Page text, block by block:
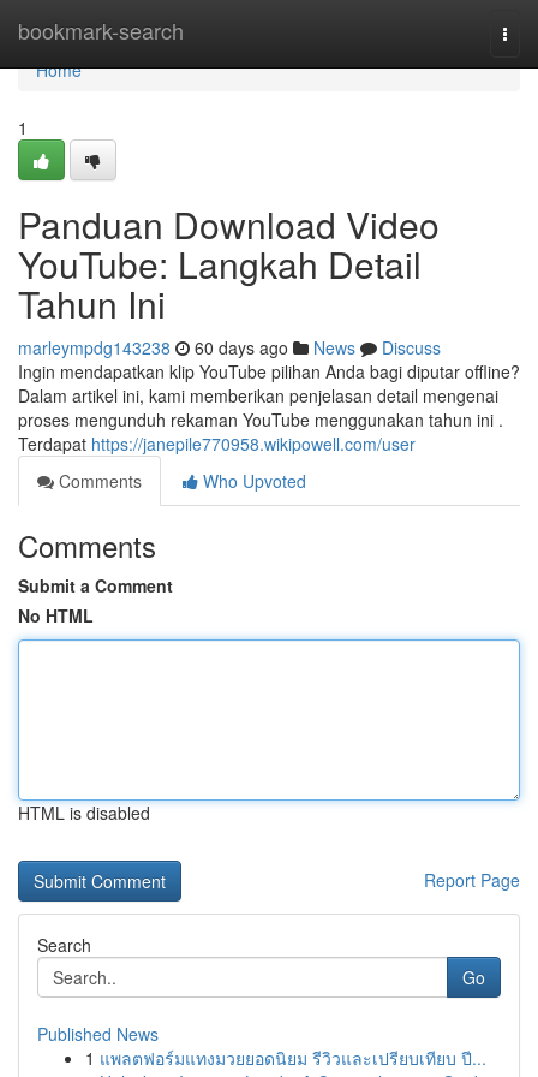
bookmark-search
Home
Home
1
Panduan Download Video
YouTube: Langkah Detail
Tahun Ini
marleympdg143238 60 days ago News
Discuss
Ingin mendapatkan klip YouTube pilihan Anda bagi diputar offline?
Dalam artikel ini, kami memberikan penjelasan detail mengenai
proses mengunduh rekaman YouTube menggunakan tahun ini .
Terdapat https://janepile770958.wikipowell.com/user
Comments
Who Upvoted
Comments
Submit a Comment
No HTML
HTML is disabled
Report Page
Search
Go
Published News
1 แพลตฟอร์มแทงมวยยอดนิยม รีวิวและเปรียบเทียบ ปี...